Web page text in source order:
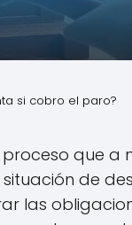
si cobro el paro?
que a
de
las